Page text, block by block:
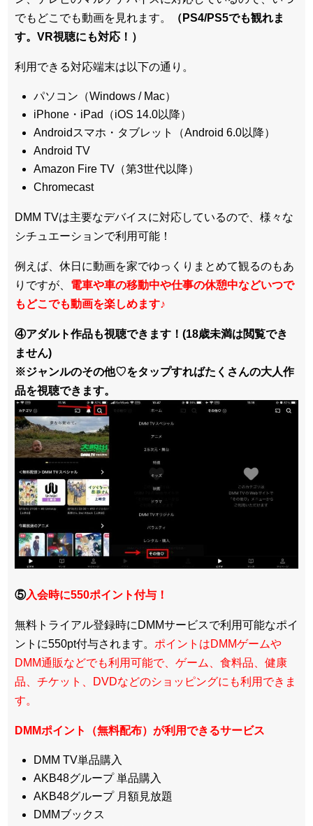
でもどこでも動画を見れます。
（PS4/PS5でも観れま
す。VR視聴にも対応！）
利用できる対応端末は以下の通り。
パソコン（Windows / Mac）
iPhone・iPad（iOS 14.0以降）
Androidスマホ・タブレット（Android 6.0以降）
Android TV
Amazon Fire TV（第3世代以降）
Chromecast
DMM TVは主要なデバイスに対応しているので、 様々な
シチュエーションで利用可能！
例えば、休日に動画を家でゆっくりまとめて観るのもあ
りですが、 電車や車の移動中や仕事の休憩中などいつで
もどこでも動画を楽しめます♪
④アダルト作品も視聴できます！(18歳未満は閲覧でき
ません)
※ジャンルのその他♡をタップすればたくさんの大人作
品を視聴できます。
⑤入会時に550ポイント付与！
無料トライアル登録時にDMMサービスで利用可能なポイ
ントに550pt付与されます。 ポイントはDMMゲームや
DMM通販などでも利用可能で、ゲーム、食料品、健康
品、チケット、DVDなどのショッピングにも利用できま
す。
DMMポイント（無料配布）が利用できるサービス
DMM TV単品購入
AKB48グループ 単品購入
AKB48グループ 月額見放題
DMMブックス